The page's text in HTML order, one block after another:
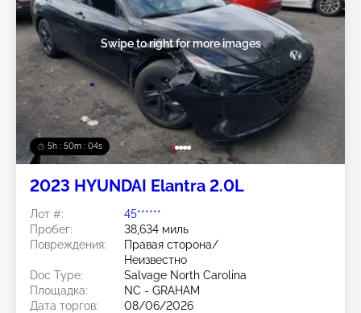
5h : 50m : 01s
Swipe to right for more images
2023 HYUNDAI Elantra 2.0L
Лот #:
45******
Пробег:
38,634 миль
Повреждения:
Правая сторона/
Неизвестно
Doc Type:
Salvage North Carolina
Площадка:
NC - GRAHAM
Дата торгов:
08/06/2026